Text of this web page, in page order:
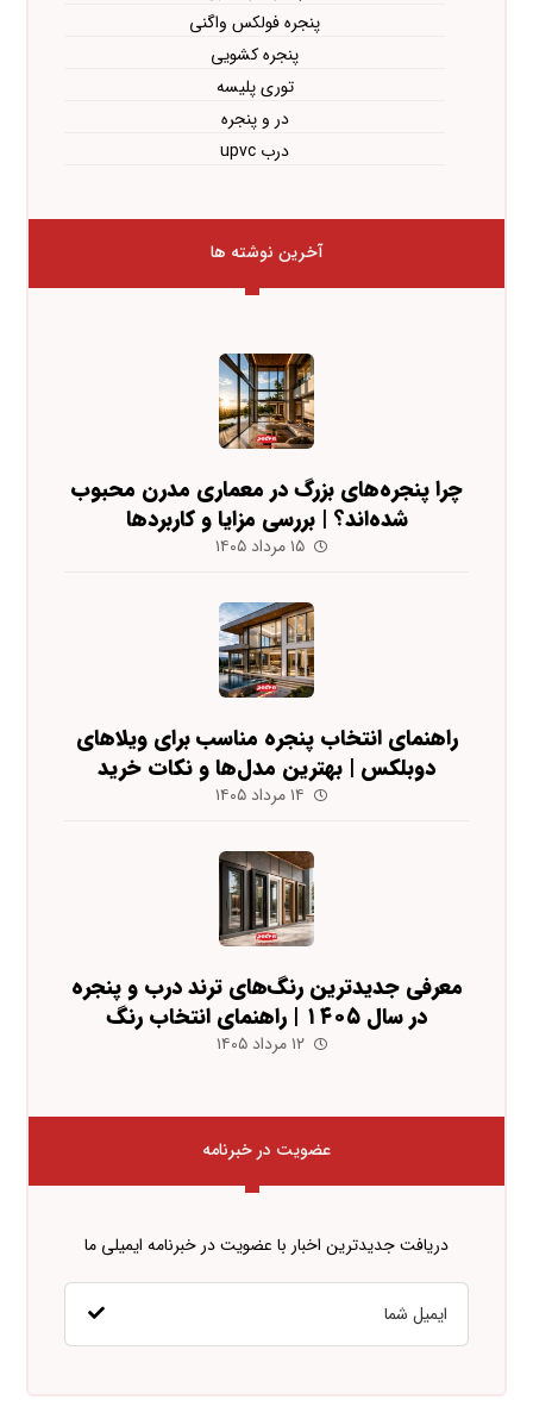
پنجره فولکس واگنی
پنجره کشویی
توری پلیسه
در و پنجره
درب upvc
آخرین نوشته ها
چرا پنجره‌های بزرگ در معماری مدرن محبوب
شده‌اند؟ | بررسی مزایا و کاربردها
۱۵ مرداد ۱۴۰۵
راهنمای انتخاب پنجره مناسب برای ویلاهای
دوبلکس | بهترین مدل‌ها و نکات خرید
۱۴ مرداد ۱۴۰۵
معرفی جدیدترین رنگ‌های ترند درب و پنجره
در سال ۱۴۰۵ | راهنمای انتخاب رنگ
۱۲ مرداد ۱۴۰۵
عضویت در خبرنامه
دریافت جدیدترین اخبار با عضویت در خبرنامه ایمیلی ما